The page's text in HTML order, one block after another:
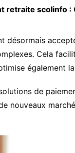
retraite scolinfo :
désormais
Cela
également
de
nouveaux